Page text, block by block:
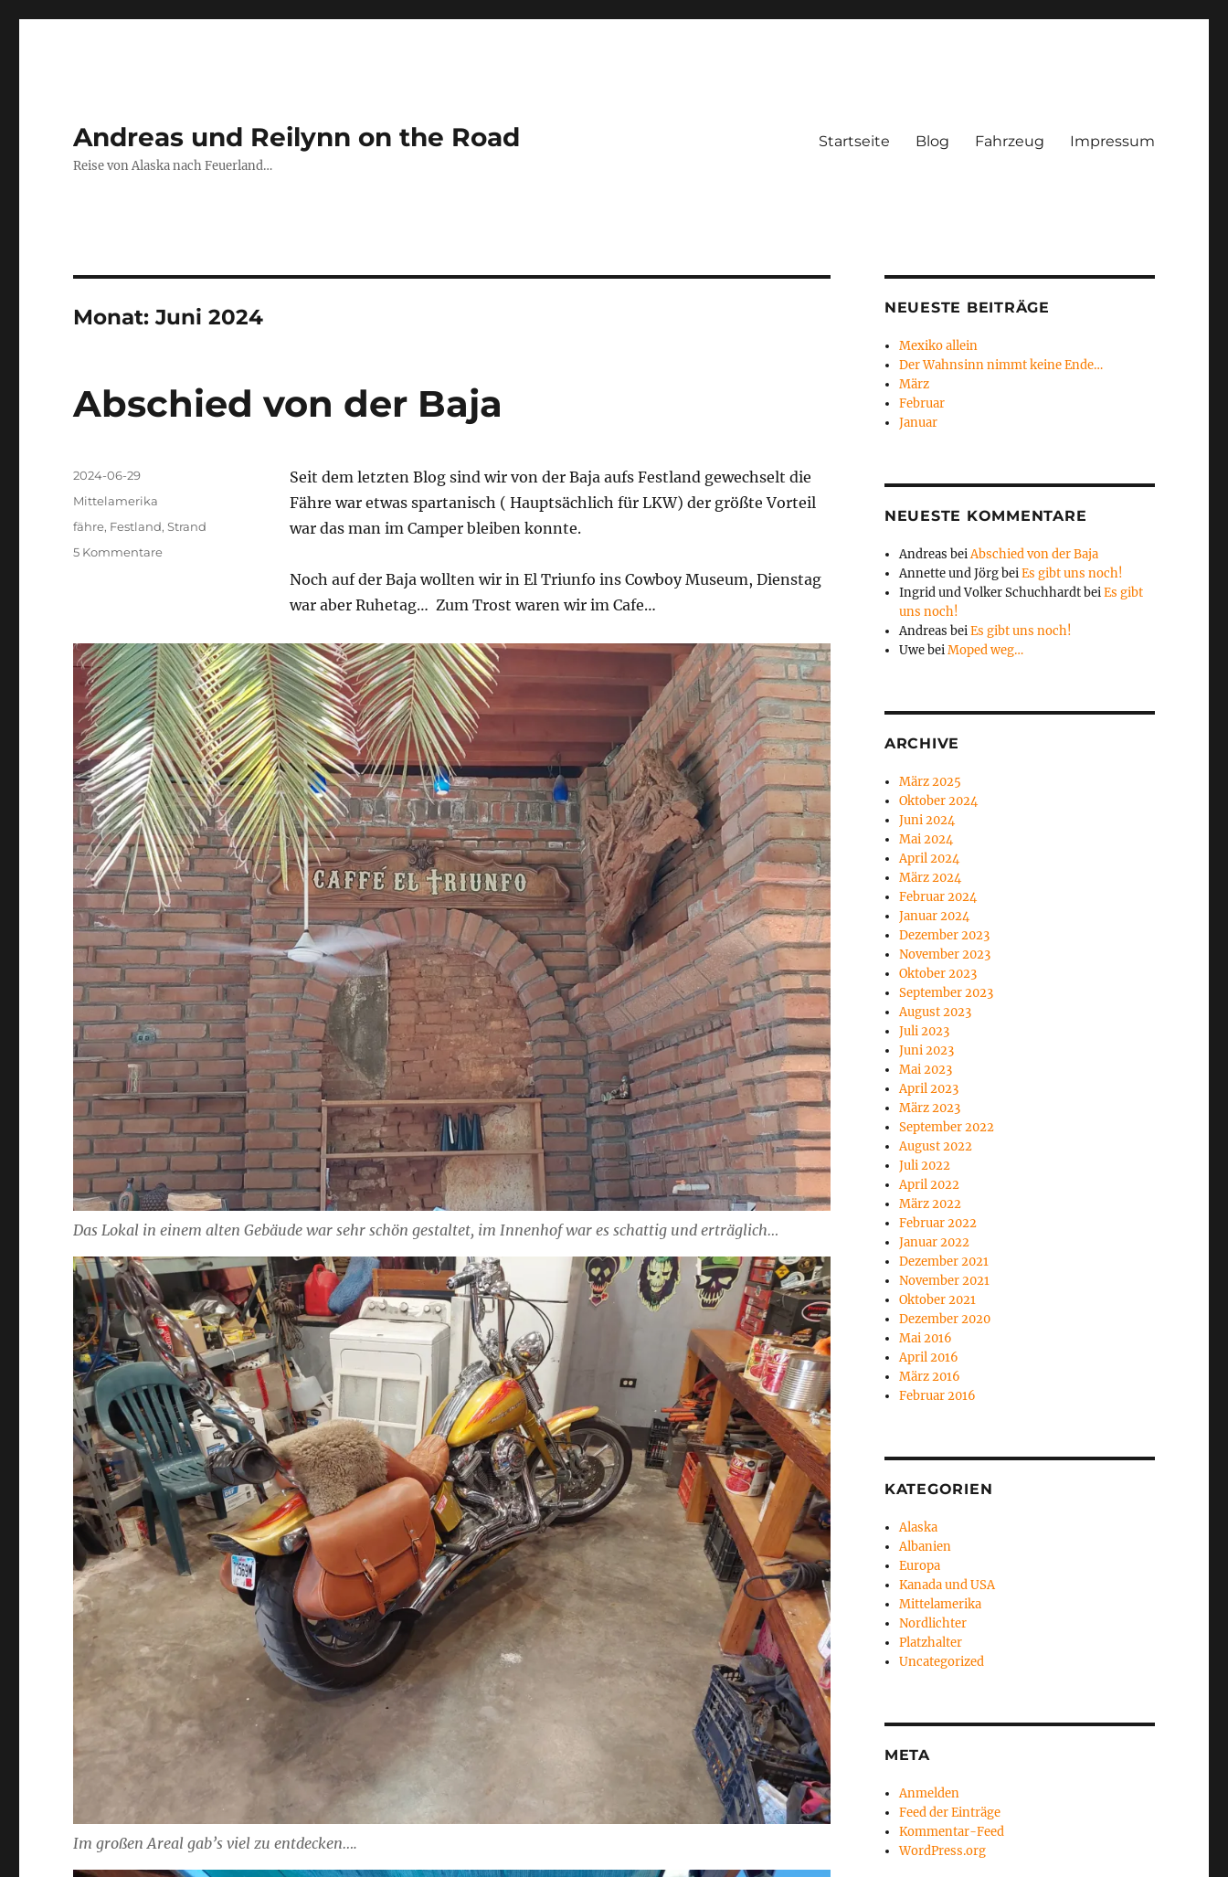
Andreas und Reilynn on the Road
Reise von Alaska nach Feuerland…
Startseite Blog Fahrzeug Impressum
Monat:Juni 2024
Abschied von der Baja
Seit dem letzten Blog sind wir von der Baja aufs Festland gewechselt die
Fähre war etwas spartanisch ( Hauptsächlich für LKW) der größte Vorteil
war das man im Camper bleiben konnte.
Noch auf der Baja wollten wir in El Triunfo ins Cowboy Museum, Dienstag
war aber Ruhetag… Zum Trost waren wir im Cafe…
Das Lokal in einem alten Gebäude war sehr schön gestaltet, im Innenhof war es schattig und erträglich…
Im großen Areal gab’s viel zu entdecken….
Veröffentlicht
am
2024-06-29
Kategorien
Mittelamerika
Schlagwörter
fähre, Festland,Strand
5 Kommentarezu
NEUESTE BEITRÄGE
Mexiko allein
Der Wahnsinn nimmt keine Ende…
März
Februar
Januar
NEUESTE KOMMENTARE
Andreas beiAbschied von der Baja
Annette und JörgbeiEs gibt uns noch!
Ingrid und Volker SchuchhardtbeiEs gibt
uns noch!
Andreas beiEs gibt uns noch!
UwebeiMoped weg…
ARCHIVE
März 2025
Oktober 2024
Juni 2024
Mai 2024
April 2024
März 2024
Februar 2024
Januar 2024
Dezember 2023
November 2023
Oktober 2023
September 2023
August 2023
Juli 2023
Juni 2023
Mai 2023
April 2023
März 2023
September 2022
August 2022
Juli 2022
April 2022
März 2022
Februar 2022
Januar 2022
Dezember 2021
November 2021
Oktober 2021
Dezember 2020
Mai 2016
April 2016
März 2016
Februar 2016
KATEGORIEN
Alaska
Albanien
Europa
Kanada und USA
Mittelamerika
Nordlichter
Platzhalter
Uncategorized
META
Anmelden
Feed der Einträge
Kommentar-Feed
WordPress.org